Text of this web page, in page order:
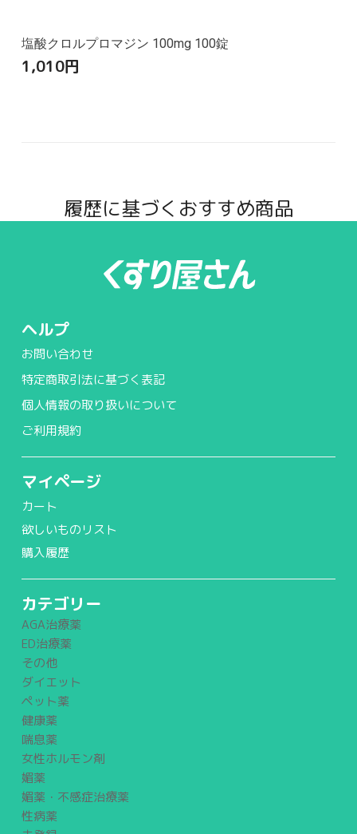
塩酸クロルプロマジン 100mg 100錠
1,010円
履歴に基づくおすすめ商品
ヘルプ
お問い合わせ
特定商取引法に基づく表記
個人情報の取り扱いについて
ご利用規約
マイページ
カート
欲しいものリスト
購入履歴
カテゴリー
AGA治療薬
ED治療薬
その他
ダイエット
ペット薬
健康薬
喘息薬
女性ホルモン剤
媚薬
媚薬・不感症治療薬
性病薬